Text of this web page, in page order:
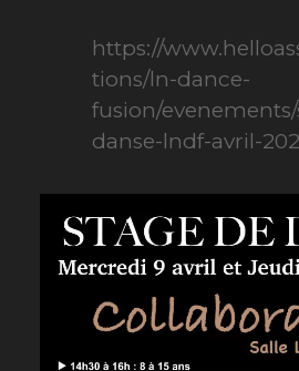
https://
tions/ln-dance-
fusion/
danse-lndf-avril-